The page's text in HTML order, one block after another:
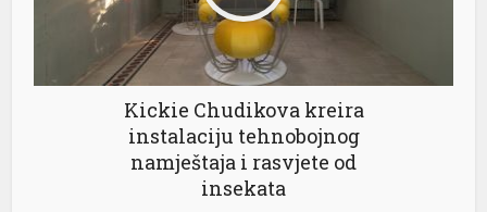
Kickie Chudikova kreira
instalaciju tehnobojnog
namještaja i rasvjete od
insekata